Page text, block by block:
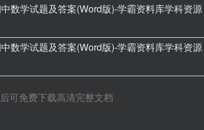
可免费下载高清完整文档